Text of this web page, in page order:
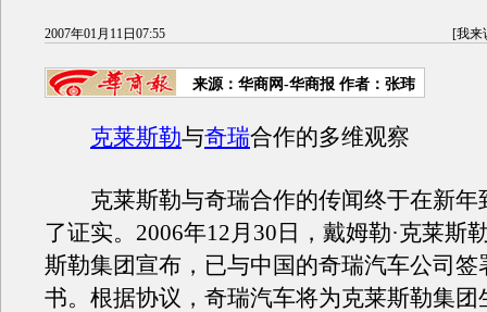
2007年01月11日07:55 [我来
来源：华商网-华商报 作者：张玮
克莱斯勒与奇瑞合作的多维观察
克莱斯勒与奇瑞合作的传闻终于在新年
了证实。2006年12月30日，戴姆勒·克莱斯
斯勒集团宣布，已与中国的奇瑞汽车公司签
书。根据协议，奇瑞汽车将为克莱斯勒集团